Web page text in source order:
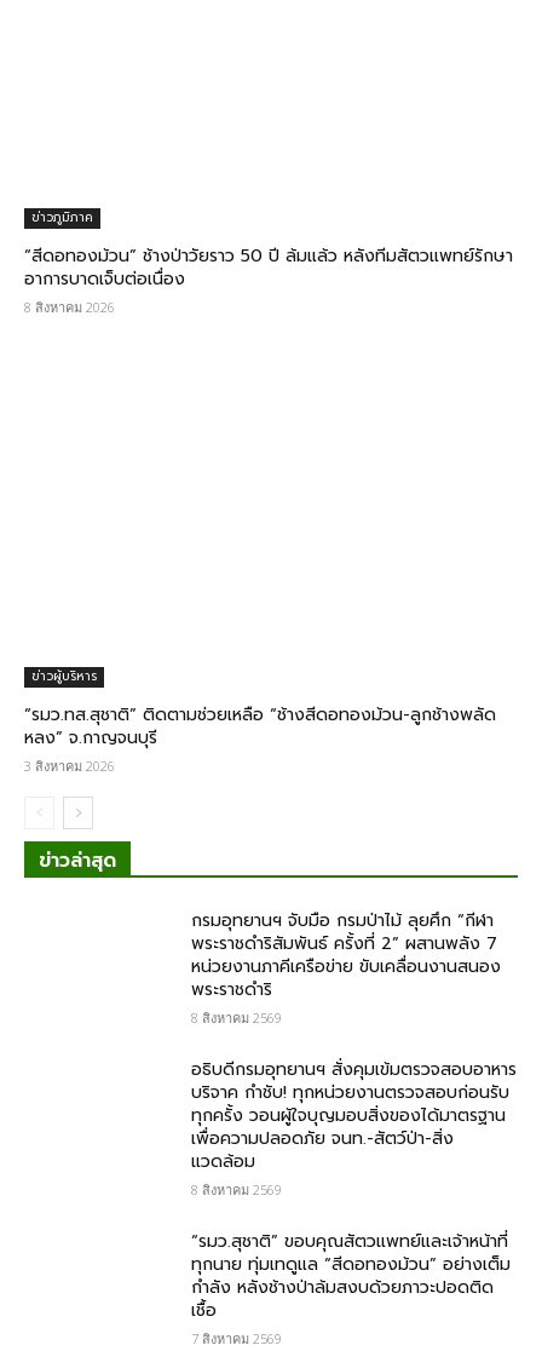
ข่าวภูมิภาค
“สีดอทองม้วน” ช้างป่าวัยราว 50 ปี ล้มแล้ว หลังทีมสัตวแพทย์รักษา
อาการบาดเจ็บต่อเนื่อง
8 สิงหาคม 2026
ข่าวผู้บริหาร
“รมว.ทส.สุชาติ” ติดตามช่วยเหลือ “ช้างสีดอทองม้วน-ลูกช้างพลัด
หลง” จ.กาญจนบุรี
3 สิงหาคม 2026
ข่าวล่าสุด
กรมอุทยานฯ จับมือ กรมป่าไม้ ลุยศึก “กีฬา
พระราชดำริสัมพันธ์ ครั้งที่ 2” ผสานพลัง 7
หน่วยงานภาคีเครือข่าย ขับเคลื่อนงานสนอง
พระราชดำริ
8 สิงหาคม 2569
อธิบดีกรมอุทยานฯ สั่งคุมเข้มตรวจสอบอาหาร
บริจาค​ กำชับ! ทุกหน่วยงานตรวจสอบก่อนรับ
ทุกครั้ง วอนผู้ใจบุญมอบสิ่งของได้มาตรฐาน
เพื่อความปลอดภัย​ จนท.-สัตว์ป่า-สิ่ง
แวดล้อม
8 สิงหาคม 2569
“รมว.สุชาติ” ขอบคุณสัตวแพทย์และเจ้าหน้าที่
ทุกนาย ทุ่มเทดูแล “สีดอทองม้วน” อย่างเต็ม
กำลัง หลังช้างป่าล้มสงบด้วยภาวะปอดติด
เชื้อ
7 สิงหาคม 2569